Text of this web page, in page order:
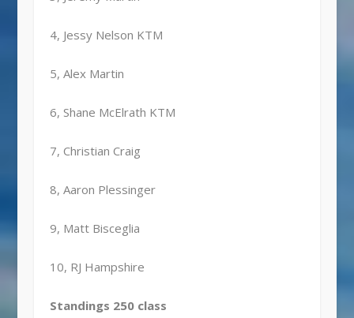
4, Jessy Nelson KTM
5, Alex Martin
6, Shane McElrath KTM
7, Christian Craig
8, Aaron Plessinger
9, Matt Bisceglia
10, RJ Hampshire
Standings 250 class